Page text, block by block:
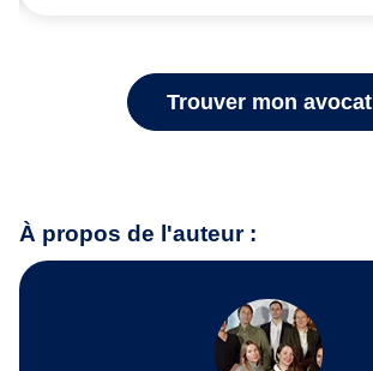
Trouver mon avocat
À propos de l'auteur :